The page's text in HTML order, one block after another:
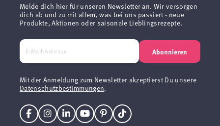
Melde dich hier für unseren Newsletter an. Wir versorgen
dich ab und zu mit allem, was bei uns passiert - neue
Produkte, Aktionen oder saisonale Lieblingsrezepte.
Abonnieren
Mit der Anmeldung zum Newsletter akzeptierst Du unsere
Datenschutzbestimmungen.